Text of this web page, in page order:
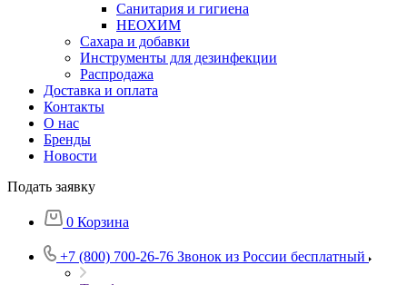
Санитария и гигиена
НЕОХИМ
Сахара и добавки
Инструменты для дезинфекции
Распродажа
Доставка и оплата
Контакты
О нас
Бренды
Новости
Подать заявку
0 Корзина
+7 (800) 700-26-76 Звонок из России бесплатный